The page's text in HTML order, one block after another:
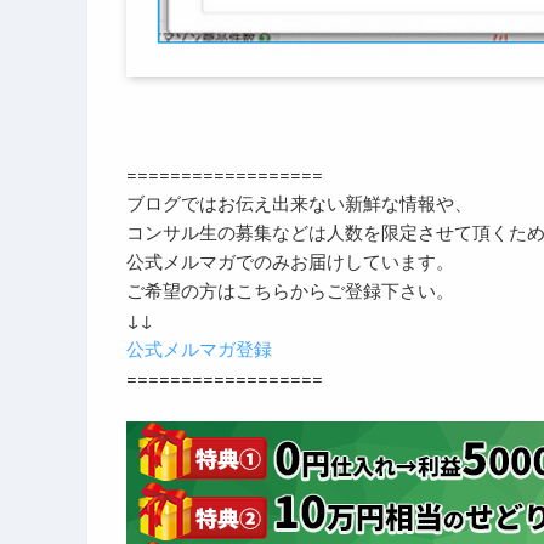
==================
ブログではお伝え出来ない新鮮な情報や、
コンサル生の募集などは人数を限定させて頂くため
公式メルマガでのみお届けしています。
ご希望の方はこちらからご登録下さい。
↓↓
公式メルマガ登録
==================